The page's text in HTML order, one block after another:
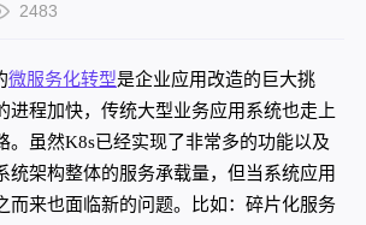
2483
微服务化转型是企业应用改造的巨大挑
进程加快，传统大型业务应用系统也走上
。虽然K8s已经实现了非常多的功能以及
统架构整体的服务承载量，但当系统应用
而来也面临新的问题。比如：碎片化服务